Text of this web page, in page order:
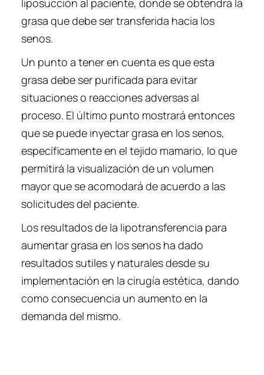
liposucción al paciente, donde se obtendrá la
grasa que debe ser transferida hacia los
senos.
Un punto a tener en cuenta es que esta
grasa debe ser purificada para evitar
situaciones o reacciones adversas al
proceso. El último punto mostrará entonces
que se puede inyectar grasa en los senos,
específicamente en el tejido mamario, lo que
permitirá la visualización de un volumen
mayor que se acomodará de acuerdo a las
solicitudes del paciente.
Los resultados de la lipotransferencia para
aumentar grasa en los senos ha dado
resultados sutiles y naturales desde su
implementación en la cirugía estética, dando
como consecuencia un aumento en la
demanda del mismo.